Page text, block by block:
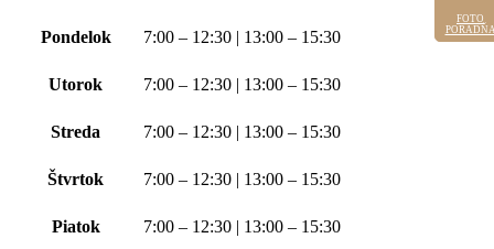
Pondelok 7:00 – 12:30 | 13:00 – 15:30
Utorok 7:00 – 12:30 | 13:00 – 15:30
Streda 7:00 – 12:30 | 13:00 – 15:30
Štvrtok 7:00 – 12:30 | 13:00 – 15:30
Piatok
7:00 – 12:30 | 13:00 – 15:30
FOTO
FOTO